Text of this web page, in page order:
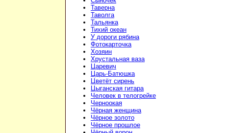
Таверна
Таволга
Тальянка
Тихий океан
У дороги рябина
Фотокарточка
Хозяин
Хрустальная ваза
Царевич
Царь-Батюшка
Цветёт сирень
Цыганская гитара
Человек в телогрейке
Черноокая
Чёрная женщина
Чёрное золото
Чёрное прошлое